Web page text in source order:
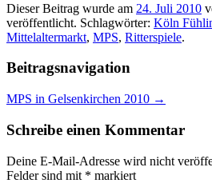
Dieser Beitrag wurde am 24. Juli 2010
veröffentlicht. Schlagwörter: Köln
Mittelaltermarkt, MPS, Ritterspiele.
Beitragsnavigation
MPS in Gelsenkirchen 2010 →
Schreibe einen Kommentar
Deine E-Mail-Adresse wird nicht
Felder sind mit * markiert